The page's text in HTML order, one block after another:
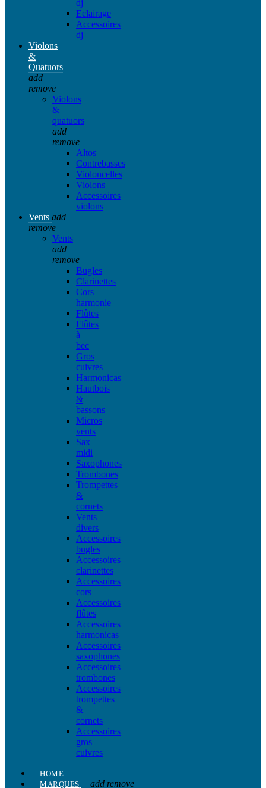
dj
Eclairage
Accessoires
dj
Violons
&
Quatuors
add
remove
Violons
&
quatuors
add
remove
Altos
Contrebasses
Violoncelles
Violons
Accessoires
violons
Vents add
remove
Vents
add
remove
Bugles
Clarinettes
Cors
harmonie
Flûtes
Flûtes
à
bec
Gros
cuivres
Harmonicas
Hautbois
&
bassons
Micros
vents
Sax
midi
Saxophones
Trombones
Trompettes
&
cornets
Vents
divers
Accessoires
bugles
Accessoires
clarinettes
Accessoires
cors
Accessoires
flûtes
Accessoires
harmonicas
Accessoires
saxophones
Accessoires
trombones
Accessoires
trompettes
&
cornets
Accessoires
gros
cuivres
HOME
MARQUES
add remove